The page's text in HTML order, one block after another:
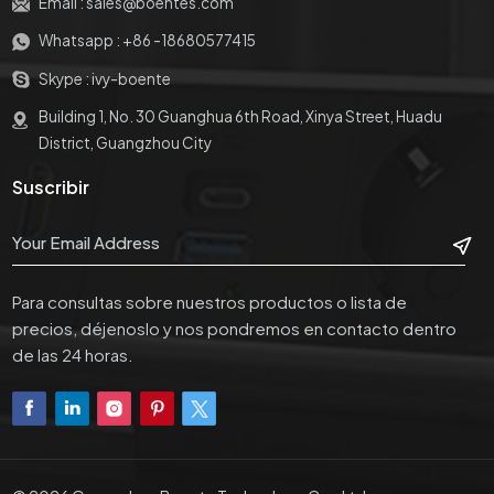
plataforma de montaje
para sostener el
Whatsapp : +86 -18680577415
Skype : ivy-boente
Building 1, No. 30 Guanghua 6th Road, Xinya Street, Huadu
District, Guangzhou City
Suscribir
Para consultas sobre nuestros productos o lista de
precios, déjenoslo y nos pondremos en contacto dentro
de las 24 horas.